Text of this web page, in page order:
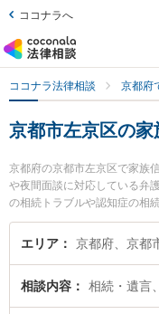
ココナラへ
ココナラ法律相談 京都府
京都市左京区の
京都府の京都市左京区で家族
や夜間面談に対応している弁
の相続トラブルや認知症の相
でき便利です。特に角田龍平
務所の谷澤 貴弘弁護士のプ
士を検索したい』『初回相談
の弁護士に相談予約したい』
エリア 京都府、京都
相談内容 相続・遺言